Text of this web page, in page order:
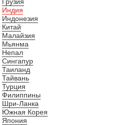
Индия
Индонезия
Китай
Малайзия
Мьянма
Непал
Сингапур
Таиланд
Тайвань
Турция
Филиппины
Шри-Ланка
Южная Корея
Япония